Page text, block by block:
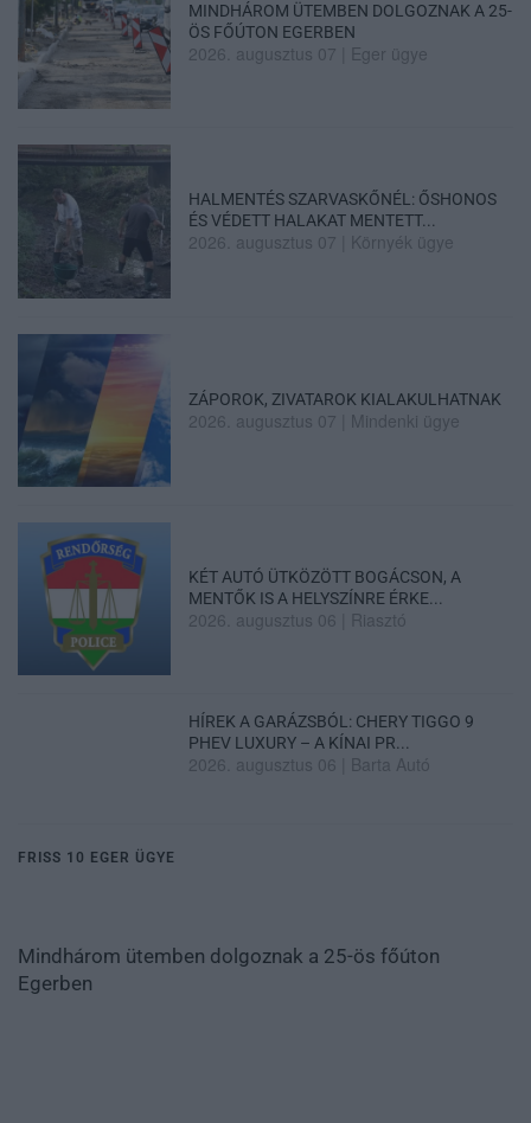
MINDHÁROM ÜTEMBEN DOLGOZNAK A 25-
ÖS FŐÚTON EGERBEN
2026. augusztus 07 Eger ügye
HALMENTÉS SZARVASKŐNÉL: ŐSHONOS
ÉS VÉDETT HALAKAT MENTETT...
2026. augusztus 07 Környék ügye
ZÁPOROK, ZIVATAROK KIALAKULHATNAK
2026. augusztus 07 Mindenki ügye
KÉT AUTÓ ÜTKÖZÖTT BOGÁCSON, A
MENTŐK IS A HELYSZÍNRE ÉRKE...
2026. augusztus 06 Riasztó
HÍREK A GARÁZSBÓL: CHERY TIGGO 9
PHEV LUXURY – A KÍNAI PR...
2026. augusztus 06 Barta Autó
FRISS 10 EGER ÜGYE
Mindhárom ütemben dolgoznak a 25-ös főúton
Egerben